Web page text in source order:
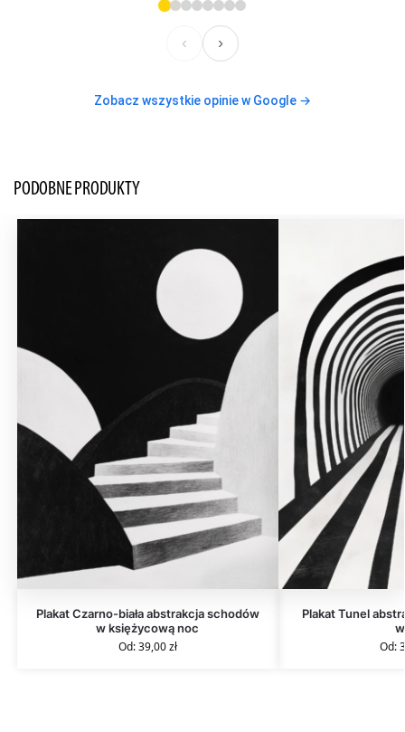
‹ ›
Zobacz wszystkie opinie w Google →
PODOBNE PRODUKTY
Plakat Czarno-biała abstrakcja schodów
w księżycową noc
Od:39,00zł
Plakat Tunel
Od: